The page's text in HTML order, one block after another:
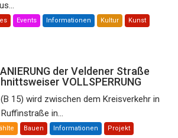
Events Informationen Kultur Kunst
der Veldener Straße
VOLLSPERRUNG
15) wird zwischen dem Kreisverkehr in
in...
Bauen Informationen Projekt